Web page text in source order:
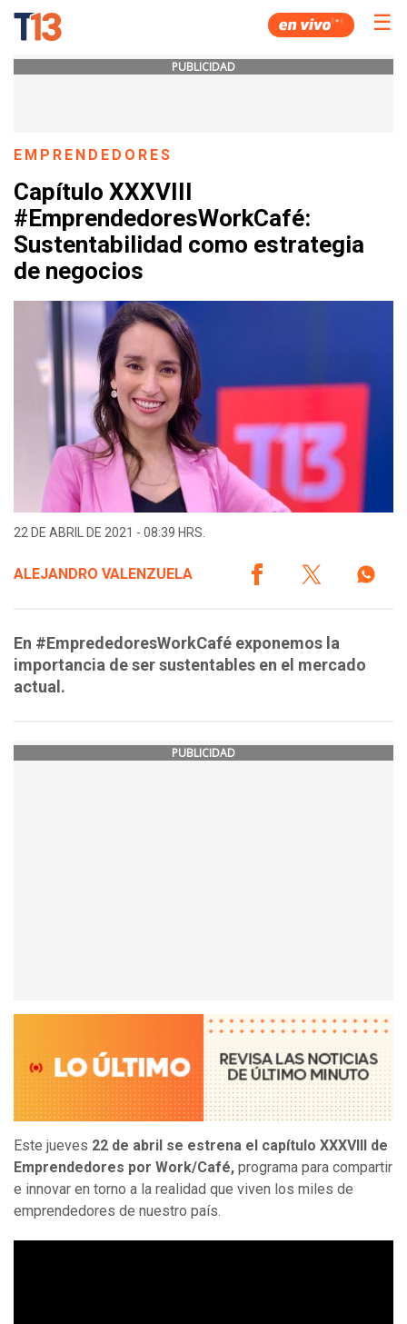
☰
PUBLICIDAD
EMPRENDEDORES
Capítulo XXXVIII
#EmprendedoresWorkCafé:
Sustentabilidad como estrategia
de negocios
22 DE ABRIL DE 2021 - 08:39 HRS.
ALEJANDRO VALENZUELA
En #EmprededoresWorkCafé exponemos la
importancia de ser sustentables en el mercado
actual.
PUBLICIDAD
Este jueves 22 de abril se estrena el capítulo XXXVIII de
Emprendedores por Work/Café, programa para compartir
e innovar en torno a la realidad que viven los miles de
emprendedores de nuestro país.